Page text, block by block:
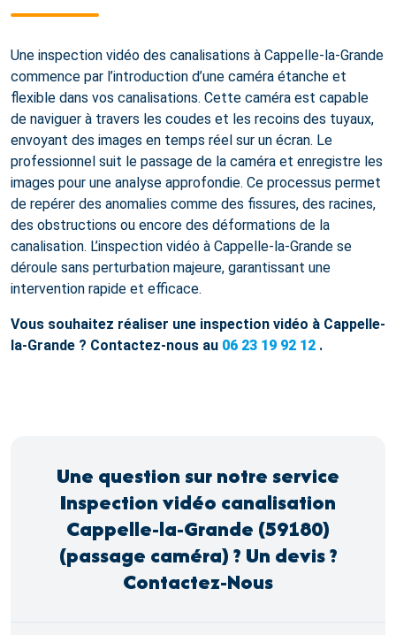
Une inspection vidéo des canalisations à Cappelle-la-Grande
commence par l’introduction d’une caméra étanche et
flexible dans vos canalisations. Cette caméra est capable
de naviguer à travers les coudes et les recoins des tuyaux,
envoyant des images en temps réel sur un écran. Le
professionnel suit le passage de la caméra et enregistre les
images pour une analyse approfondie. Ce processus permet
de repérer des anomalies comme des fissures, des racines,
des obstructions ou encore des déformations de la
canalisation. L’inspection vidéo à Cappelle-la-Grande se
déroule sans perturbation majeure, garantissant une
intervention rapide et efficace.
Vous souhaitez réaliser une inspection vidéo à Cappelle-
la-Grande ? Contactez-nous au 06 23 19 92 12 .
Une question sur notre service
Inspection vidéo canalisation
Cappelle-la-Grande (59180)
(passage caméra) ? Un devis ?
Contactez-Nous